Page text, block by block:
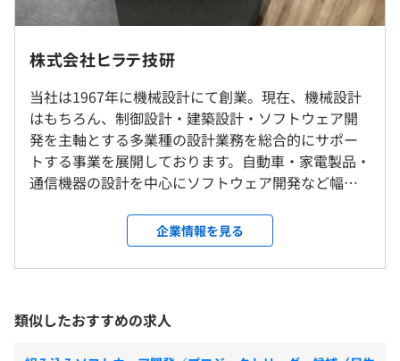
＜雇入時＞
福岡事務所、および自宅
＜変更範囲＞
会社の定める場所（テレワークを行う場所を含む）
受動喫煙防止措置に関する事項
JR線／博多駅 徒歩5分
＜給与補足＞
■昇給：年1回（3月）
■賞与：年2回（6月、12月）※過去実績4ヶ月分
（※想定年収は年収提示額を保証するものではありません）
〈コアタイム〉10:00～15:00
株式会社ヒラテ技研
当社は1967年に機械設計にて創業。現在、機械設計
はもちろん、制御設計・建築設計・ソフトウェア開
発を主軸とする多業種の設計業務を総合的にサポー
トする事業を展開しております。自動車・家電製品・
通信機器の設計を中心にソフトウェア開発など幅広
境に配慮したモノづくりにおいて積極的に取り組ん
でおります。また、次に見据える100周年へ向けて、
ICT・IoT・AI・5G・自動車運転技術など次世代技術
進めています。 当社社員の95%がエンジニア。日本
を代表するメーカーの開発パートナーとして日々研
鑽しています。人も技術もめまぐるしいスピードで変
企業情報を見る
類似したおすすめの求人